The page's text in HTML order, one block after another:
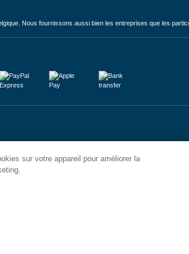
Nous fournissons aussi bien les entreprises que les
sur votre appareil pour améliorer la